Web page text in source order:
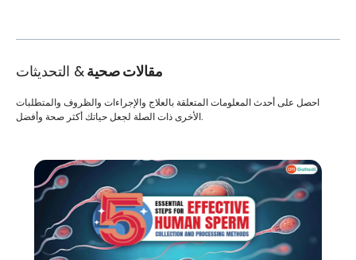
مقالات صحية& التحديثات
احصل على أحدث المعلومات المتعلقة بالعلاج والإجراءات والظروف والمتطلبات
الأخرى ذات الصلة لجعل حياتك أكثر صحة وأفضل.